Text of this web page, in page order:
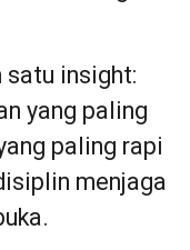
satu insight:
yang paling
paling rapi
menjaga